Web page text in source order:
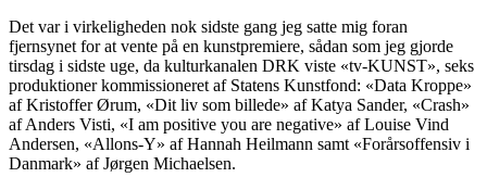
Det var i virkeligheden nok sidste gang jeg satte mig foran
fjernsynet for at vente på en kunstpremiere, sådan som jeg gjorde
tirsdag i sidste uge, da kulturkanalen DRK viste «tv-KUNST», seks
produktioner kommissioneret af Statens Kunstfond: «Data Kroppe»
af Kristoffer Ørum, «Dit liv som billede» af Katya Sander, «Crash»
af Anders Visti, «I am positive you are negative» af Louise Vind
Andersen, «Allons-Y» af Hannah Heilmann samt «Forårsoffensiv i
Danmark» af Jørgen Michaelsen.